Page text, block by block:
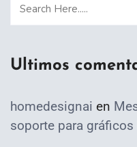
Ultimos
homedesignai en
soporte para